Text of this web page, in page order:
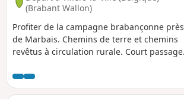
(Brabant Wallon)
Profiter de la campagne brabançonne près
de Marbais. Chemins de terre et chemins
revêtus à circulation rurale. Court passage